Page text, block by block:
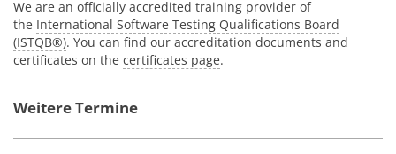
We are an officially accredited training provider of
the International Software Testing Qualifications Board
(ISTQB®). You can find our accreditation documents and
certificates on the certificates page.
Weitere Termine